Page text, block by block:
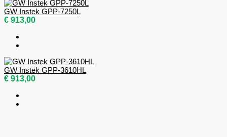
GW Instek GPP-7250L
€ 913,00
GW Instek GPP-3610HL
€ 913,00